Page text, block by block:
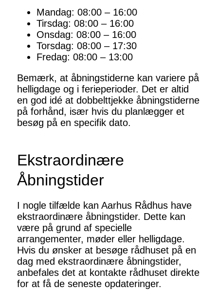
Mandag: 08:00 – 16:00
Tirsdag: 08:00 – 16:00
Onsdag: 08:00 – 16:00
Torsdag: 08:00 – 17:30
Fredag: 08:00 – 13:00
Bemærk, at åbningstiderne kan variere på
helligdage og i ferieperioder. Det er altid
en god idé at dobbelttjekke åbningstiderne
på forhånd, især hvis du planlægger et
besøg på en specifik dato.
Ekstraordinære
Åbningstider
I nogle tilfælde kan Aarhus Rådhus have
ekstraordinære åbningstider. Dette kan
være på grund af specielle
arrangementer, møder eller helligdage.
Hvis du ønsker at besøge rådhuset på en
dag med ekstraordinære åbningstider,
anbefales det at kontakte rådhuset direkte
for at få de seneste opdateringer.